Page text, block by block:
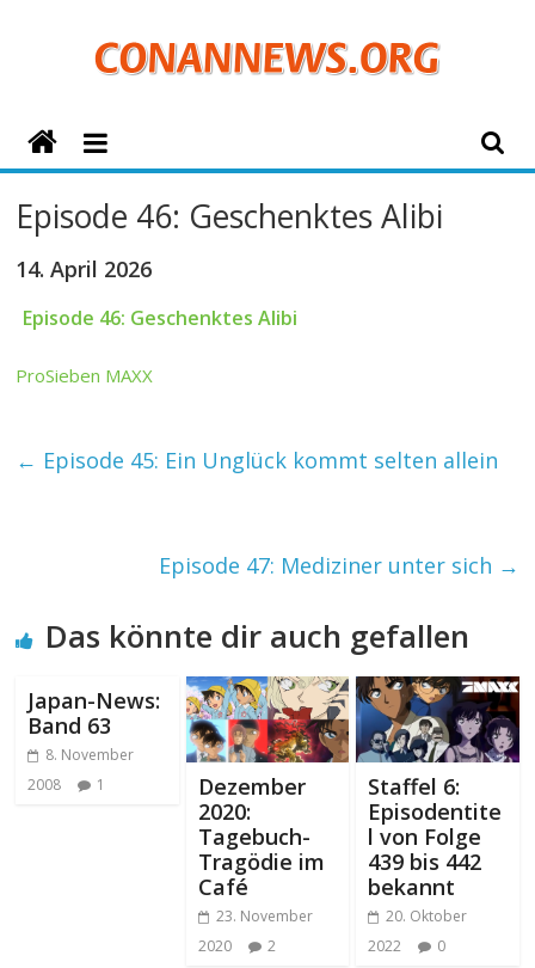
ConanNews.org
Conan
Episode 46: Geschenktes Alibi
14. April 2026
Episode 46: Geschenktes Alibi
ProSieben MAXX
← Episode 45: Ein Unglück kommt selten allein
Episode 47: Mediziner unter sich →
Das könnte dir auch gefallen
Japan-News:
Band 63
8. November
2008
1
Dezember
2020:
Tagebuch-
Tragödie im
Café
23. November
2020
2
Staffel 6:
Episodentite
l von Folge
439 bis 442
bekannt
20. Oktober
2022
0